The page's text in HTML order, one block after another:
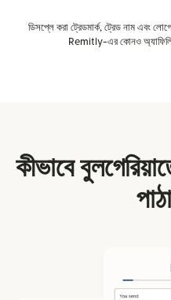
ডিসপ্লে করা ট্রেডমার্ক, ট্রেড নাম এবং লোগো
Remitly-এর কোনও
কীভাবে